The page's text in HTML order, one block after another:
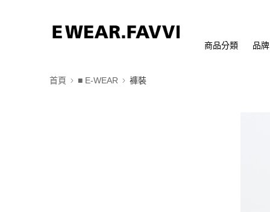
商品分類 品牌
首頁 ■ E-WEAR 褲裝